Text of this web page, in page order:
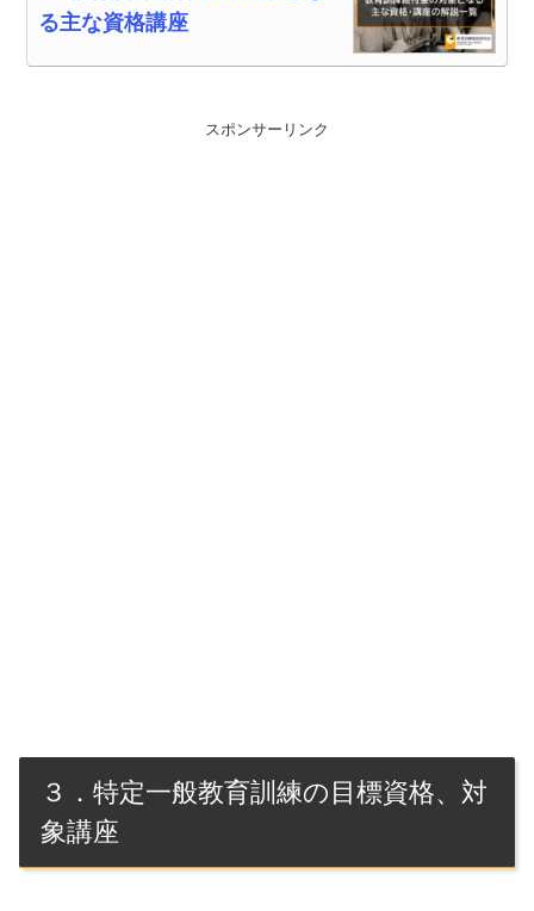
る主な資格講座
スポンサーリンク
３．特定一般教育訓練の目標資格、対
象講座